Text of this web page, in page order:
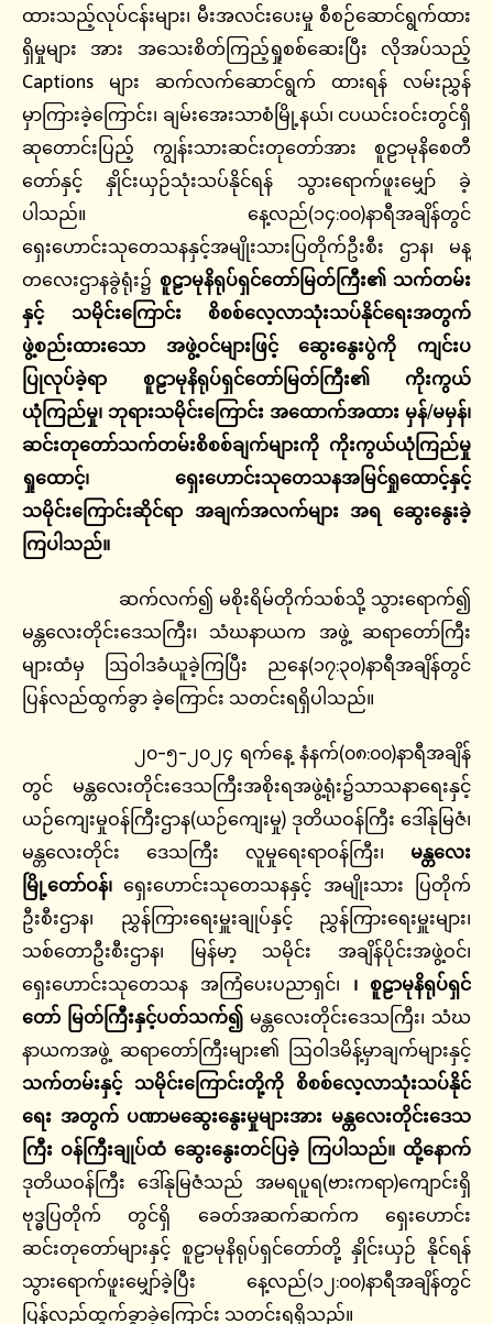
ထားသည့်လုပ်ငန်းများ၊ မီးအလင်းပေးမှု စီစဉ်ဆောင်ရွက်ထား
ရှိမှုများ အား အသေးစိတ်ကြည့်ရှုစစ်ဆေးပြီး လိုအပ်သည့်
Captions များ ဆက်လက်ဆောင်ရွက် ထားရန် လမ်းညွှန်
မှာကြားခဲ့ကြောင်း၊ ချမ်းအေးသာစံမြို့နယ်၊ ငပယင်းဝင်းတွင်ရှိ
ဆုတောင်းပြည့် ကျွန်းသားဆင်းတုတော်အား စူဠာမုနိစေတီ
တော်နှင့် နှိုင်းယှဉ်သုံးသပ်နိုင်ရန် သွားရောက်ဖူးမျှော် ခဲ့
ပါသည်။ နေ့လည်(၁၄:၀၀)နာရီအချိန်တွင်
ရှေးဟောင်းသုတေသနနှင့်အမျိုးသားပြတိုက်ဦးစီး ဌာန၊ မန္
တ‌လေးဌာနခွဲရုံး၌ စူဠာမုနိရုပ်ရှင်တော်မြတ်ကြီး၏ သက်တမ်း
နှင့်
သမိုင်းကြောင်း
စိစစ်လေ့လာသုံးသပ်နိုင်ရေးအတွက်
ဖွဲ့စည်းထားသော
အဖွဲ့ဝင်များဖြင့် ဆွေးနွေးပွဲကို
ကျင်းပ
ပြုလုပ်ခဲ့ရာ
စူဠာမုနိရုပ်ရှင်တော်မြတ်ကြီး၏
ကိုးကွယ်
ယုံကြည်မှု၊ဘုရားသမိုင်းကြောင်းအထောက်အထား မှန်/မမှန်၊
ဆင်းတုတော်သက်တမ်းစိစစ်ချက်များကို ကိုးကွယ်ယုံကြည်မှု
ရှုထောင့်၊
ရှေးဟောင်းသုတေသနအမြင်ရှုထောင့်နှင့်
သမိုင်းကြောင်းဆိုင်ရာ အချက်အလက်များ အရ ဆွေးနွေးခဲ့
ကြပါသည်။
ဆက်လက်၍ မစိုးရိမ်တိုက်သစ်သို့ သွားရောက်၍
မန္တလေးတိုင်းဒေသကြီး၊ သံဃနာယက အဖွဲ့ ဆရာတော်ကြီး
များထံမှ ဩဝါဒခံယူခဲ့ကြပြီး ညနေ(၁၇:၃၀)နာရီအချိန်တွင်
ပြန်လည်ထွက်ခွာ ခဲ့ကြောင်း သတင်းရရှိပါသည်။
၂၀-၅-၂၀၂၄ ရက်နေ့ နံနက်(၀၈:၀၀)နာရီအချိန်
တွင် မန္တလေးတိုင်းဒေသကြီးအစိုးရအဖွဲ့ရုံး၌သာသနာရေးနှင့်
ယဉ်ကျေးမှုဝန်ကြီးဌာန(ယဉ်ကျေးမှု) ဒုတိယဝန်ကြီး ဒေါ်နုမြဇံ၊
မန္တလေးတိုင်း ဒေသကြီး လူမှုရေးရာဝန်ကြီး၊ မန္တလေး
မြို့တော်ဝန်၊ ရှေးဟောင်းသုတေသနနှင့် အမျိုးသား ပြတိုက်
ဦးစီးဌာန၊ ညွှန်ကြားရေးမှူးချုပ်နှင့် ညွှန်ကြားရေးမှူးများ၊
သစ်တောဦးစီးဌာန၊ မြန်မာ့ သမိုင်း အချိန်ပိုင်းအဖွဲ့ဝင်၊
ရှေးဟောင်းသုတေသန အကြံပေးပညာရှင်၊ ၊ စူဠာမုနိရုပ်ရှင်
တော် မြတ်ကြီးနှင့်ပတ်သက်၍ မန္တလေးတိုင်းဒေသကြီး၊ သံဃ
နာယကအဖွဲ့ ဆရာတော်ကြီးများ၏ ဩဝါဒမိန့်မှာချက်များနှင့်
သက်တမ်းနှင့် သမိုင်းကြောင်းတို့ကို စိစစ်လေ့လာသုံးသပ်နိုင်
ရေး အတွက် ပဏာမဆွေးနွေးမှုများအား မန္တလေးတိုင်းဒေသ
ကြီး ဝန်ကြီးချုပ်ထံ ဆွေးနွေးတင်ပြခဲ့ ကြပါသည်။ ထို့နောက်
ဒုတိယဝန်ကြီး ဒေါ်နုမြဇံသည် အမရပူရ(ဗားကရာ)ကျောင်းရှိ
ဗုဒ္ဓပြတိုက် တွင်ရှိ ခေတ်အဆက်ဆက်က ရှေးဟောင်း
ဆင်းတုတော်များနှင့် စူဠာမုနိရုပ်ရှင်တော်တို့ နှိုင်းယှဉ် နိုင်ရန်
သွားရောက်ဖူးမျှော်ခဲ့ပြီး နေ့လည်(၁၂:၀၀)နာရီအချိန်တွင်
ပြန်လည်ထွက်ခွာခဲ့ကြောင်း သတင်းရရှိသည်။